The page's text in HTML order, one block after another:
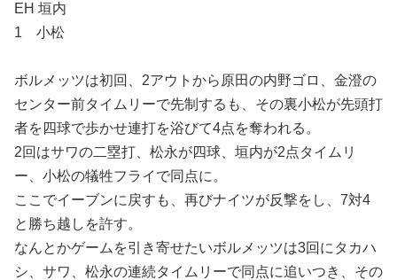
EH 垣内
1 小松
ボルメッツは初回、2アウトから原田の内野ゴロ、金澄の
センター前タイムリーで先制するも、その裏小松が先頭打
者を四球で歩かせ連打を浴びて4点を奪われる。
2回はサワの二塁打、松永が四球、垣内が2点タイムリ
ー、小松の犠牲フライで同点に。
ここでイーブンに戻すも、再びナイツが反撃をし、7対4
と勝ち越しを許す。
なんとかゲームを引き寄せたいボルメッツは3回にタカハ
シ、サワ、松永の連続タイムリーで同点に追いつき、その